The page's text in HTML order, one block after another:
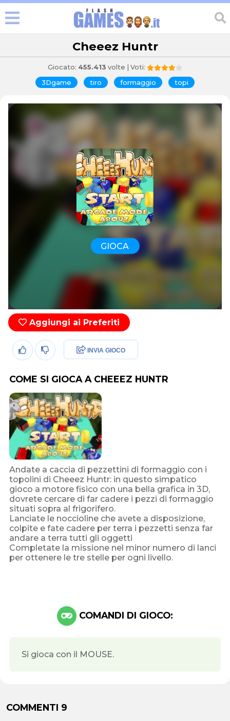
Cheeez Huntr
Giocato: 455.413 volte | Voti:
3Dgame tiro formaggio topi
GIOCA
Aggiungi ai Preferiti
INVIA GIOCO
COME SI GIOCA A CHEEEZ HUNTR
Andate a caccia di pezzettini di formaggio con i
topolini di Cheeez Huntr: in questo simpatico
gioco a motore fisico con una bella grafica in 3D,
dovrete cercare di far cadere i pezzi di formaggio
situati sopra al frigorifero.
Lanciate le noccioline che avete a disposizione,
colpite e fate cadere per terra i pezzetti senza far
andare a terra tutti gli oggetti
Completate la missione nel minor numero di lanci
per ottenere le tre stelle per ogni livello.
COMANDI DI GIOCO:
Si gioca con il MOUSE.
COMMENTI 9